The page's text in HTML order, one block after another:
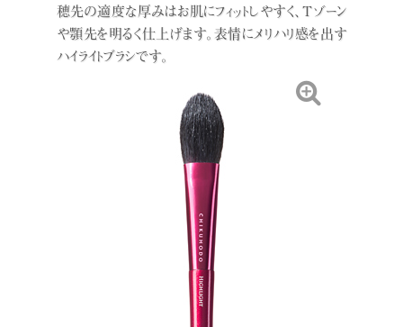
穂先の適度な厚みはお肌にフィットしやすく、Ｔゾーン
や顎先を明るく仕上げます。表情にメリハリ感を出す
ハイライトブラシです。